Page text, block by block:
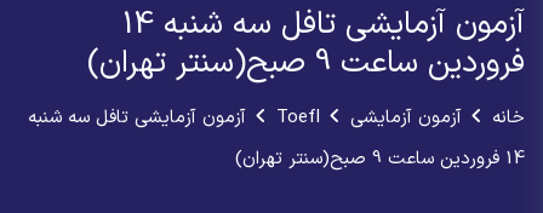
آزمون آزمایشی تافل سه شنبه 14
فروردین ساعت 9 صبح(سنتر تهران)
خانه آزمون آزمایشی Toefl
آزمون آزمایشی تافل سه شنبه
14 فروردین ساعت 9 صبح(سنتر تهران)